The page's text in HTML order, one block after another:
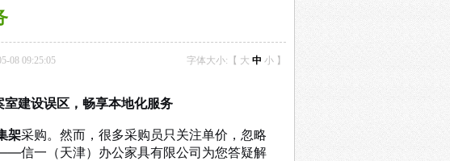
08 09:25:05 字体大小:【 大 中 小 】
建设误区，畅享本地化服务
架采购。然而，很多采购员只关注单价，忽略
信一（天津）办公家具有限公司为您答疑解